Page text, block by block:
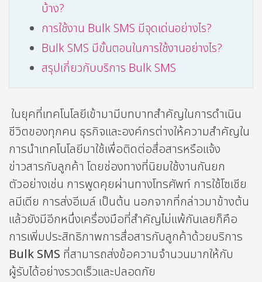
บ้าง?
การใช้งาน Bulk SMS มีจุดเด่นอย่างไร?
Bulk SMS มีขั้นตอนในการใช้งานอย่างไร?
สรุปเกี่ยวกับบริการ Bulk SMS
ในยุคที่เทคโนโลยีเข้ามามีบทบาทสำคัญในการดำเนิน
ชีวิตของทุกคน ธุรกิจและองค์กรต่างให้ความสำคัญใน
การนำเทคโนโลยีมาใช้เพื่อติดต่อสื่อสารหรือแจ้ง
ข่าวสารกับลูกค้า โดยช่องทางที่นิยมใช้งานกันยก
ตัวอย่างเช่น การพูดคุยผ่านทางโทรศัพท์ การใช้โซเชีย
ลมีเดีย การส่งอีเมล์ เป็นต้น นอกจากที่กล่าวมาข้างต้น
แล้วยังมีอีกหนึ่งเครื่องมือที่สำคัญไม่แพ้กันเลยก็คือ
การเพิ่มประสิทธิภาพการสื่อสารกับลูกค้าด้วยบริการ
Bulk SMS ที่สามารถส่งข้อความจำนวนมากให้กับ
ผู้รับได้อย่างรวดเร็วและปลอดภัย